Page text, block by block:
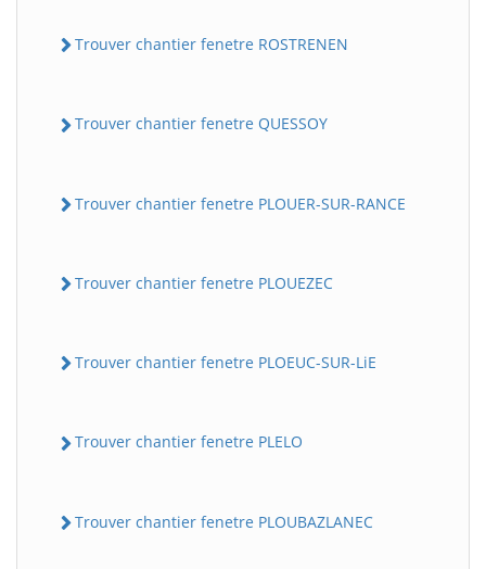
Trouver chantier fenetre ROSTRENEN
Trouver chantier fenetre QUESSOY
Trouver chantier fenetre PLOUER-SUR-RANCE
Trouver chantier fenetre PLOUEZEC
Trouver chantier fenetre PLOEUC-SUR-LiE
Trouver chantier fenetre PLELO
Trouver chantier fenetre PLOUBAZLANEC